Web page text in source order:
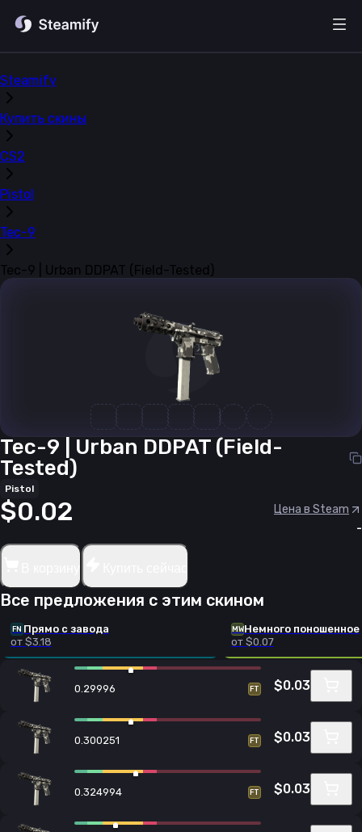
Steamify
Купить скины
CS2
Pistol
Tec-9
Tec-9 | Urban DDPAT (Field-Tested)
Tec-9 | Urban DDPAT (Field-
Tested)
Pistol
$0.02
Цена в Steam
-
Все предложения с этим скином
FN Прямо с завода
от $3.18
MWНемного поношенное
от $0.07
0.29996 FT $0.03
0.300251 FT $0.03
0.324994 FT $0.03